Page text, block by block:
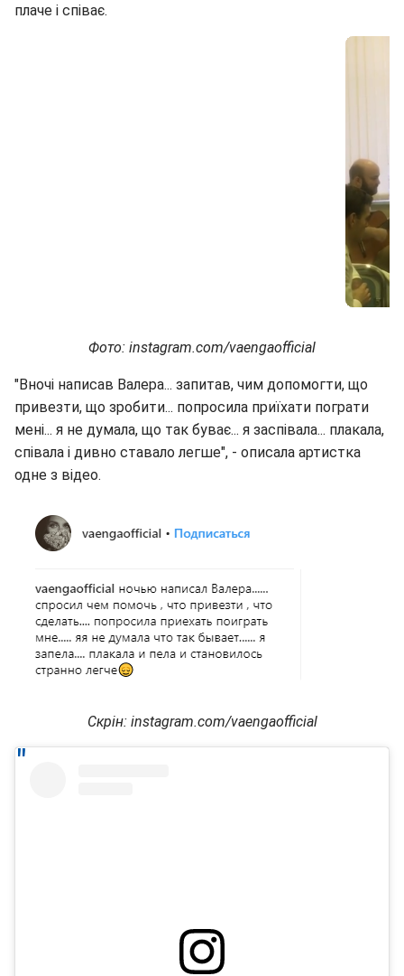
плаче і співає.
Фото: instagram.com/vaengaofficial
"Вночі написав Валера... запитав, чим допомогти, що
привезти, що зробити... попросила приїхати пограти
мені... я не думала, що так буває... я заспівала... плакала,
співала і дивно ставало легше", - описала артистка
одне з відео.
Скрін: instagram.com/vaengaofficial